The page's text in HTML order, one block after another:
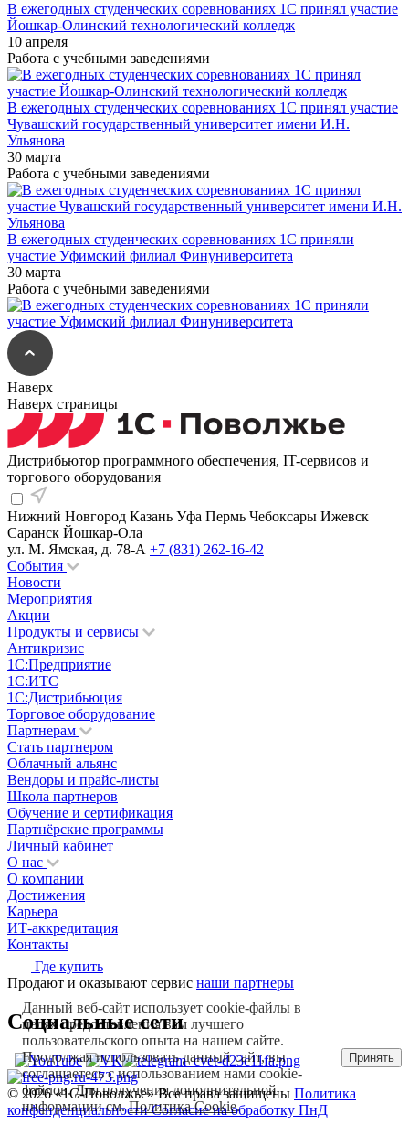
В ежегодных студенческих соревнованиях 1С принял участие
Йошкар-Олинский технологический колледж
10 апреля
Работа с учебными заведениями
В ежегодных студенческих соревнованиях 1С принял участие
Чувашский государственный университет имени И.Н.
Ульянова
30 марта
Работа с учебными заведениями
В ежегодных студенческих соревнованиях 1С приняли
участие Уфимский филиал Финуниверситета
30 марта
Работа с учебными заведениями
Наверх
Наверх страницы
Дистрибьютор программного обеспечения, IT-сервисов и
торгового оборудования
Нижний Новгород Казань Уфа Пермь Чебоксары Ижевск
Саранск Йошкар-Ола
ул. М. Ямская, д. 78-А +7 (831) 262-16-42
События
Новости
Мероприятия
Акции
Продукты и сервисы
Антикризис
1С:Предприятие
1С:ИТС
1С:Дистрибьюция
Торговое оборудование
Партнерам
Стать партнером
Облачный альянс
Вендоры и прайс-листы
Школа партнеров
Обучение и сертификация
Партнёрские программы
Личный кабинет
О нас
О компании
Достижения
Карьера
ИТ-аккредитация
Контакты
Где купить
Продают и оказывают сервис наши партнеры
Социальные сети
© 2026 «1С‑Поволжье» Все права защищены Политика
конфенденциальностиСогласие на обработку ПнД
Данный веб-сайт использует cookie-файлы в
целях предоставления вам лучшего
пользовательского опыта на нашем сайте.
Продолжая использовать данный сайт, вы
соглашаетесь с использованием нами cookie-
файлов. Для получения дополнительной
информации см.Политика Cookie.
Принять